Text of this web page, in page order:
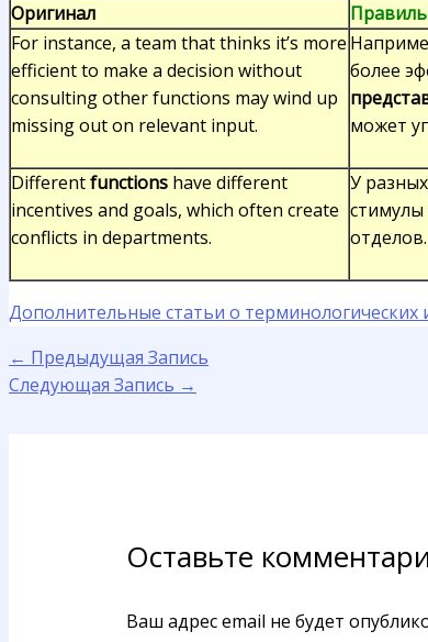
Оригинал
For instance, a team that thinks it’s more
efficient to make a decision without
consulting other functions may wind up
missing out on relevant input.
более
может
Differentfunctions have different
incentives and goals, which often create
conflicts in departments.
У разных
отделов.
Дополнительные статьи о терминологических
← Предыдущая Запись
Следующая Запись →
Оставьте
Ваш адрес email не будет